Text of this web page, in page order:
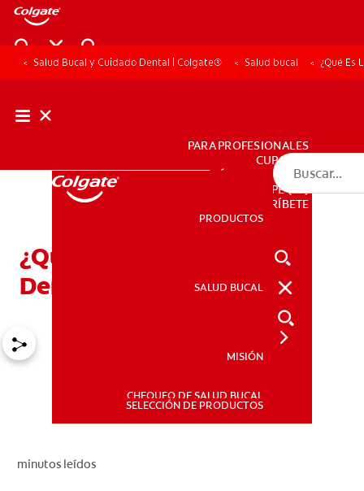
PRODUCTOS
PARA PROFESIONALES
CUPONES
DÓNDE COMPRAR
PE (ES)
SUSCRÍBETE
PRODUCTOS
SALUD BUCAL
MISIÓN
CHEQUEO DE SALUD BUCAL
SELECCIÓN DE PRODUCTOS
Salud Bucal y Cuidado Dental | Colgate® Salud bucal ¿Qué Es
¿Qué Es La Geminación
Dental?
minutos leídos